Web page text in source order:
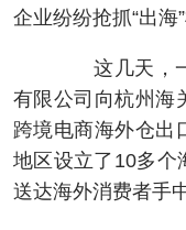
企业纷纷抢抓“出海”
这几天，一批
有限公司向杭州海
跨境电商海外仓出
地区设立了10多个
送达海外消费者手